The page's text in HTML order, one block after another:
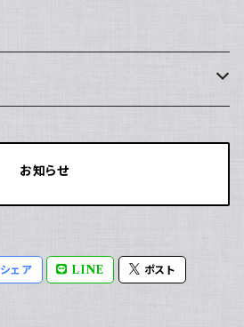
お知らせ
シェア LINE ポスト